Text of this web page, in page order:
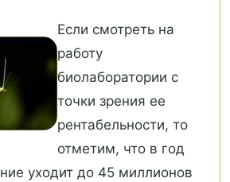
Если смотреть на
работу
биолаборатории с
точки зрения ее
рентабельности, то
отметим, что в год
уходит до 45 миллионов